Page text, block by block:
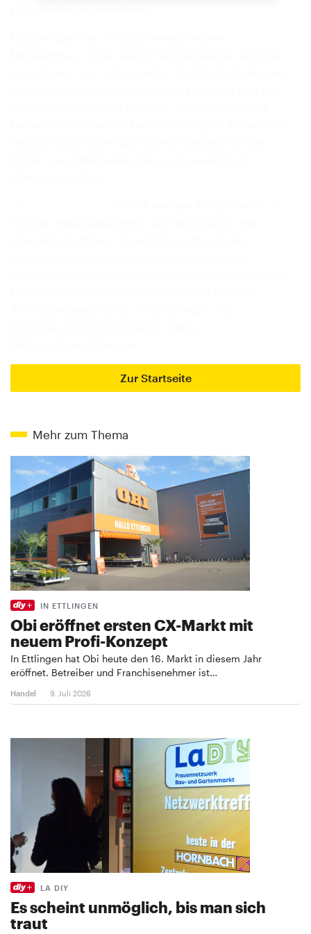
Zur Startseite
Mehr zum Thema
IN ETTLINGEN
Obi eröffnet ersten CX-Markt mit
neuem Profi-Konzept
In Ettlingen hat Obi heute den 16. Markt in diesem Jahr
eröffnet. Betreiber und Franchisenehmer ist…
Handel 9. Juli 2026
LA DIY
Es scheint unmöglich, bis man sich
traut